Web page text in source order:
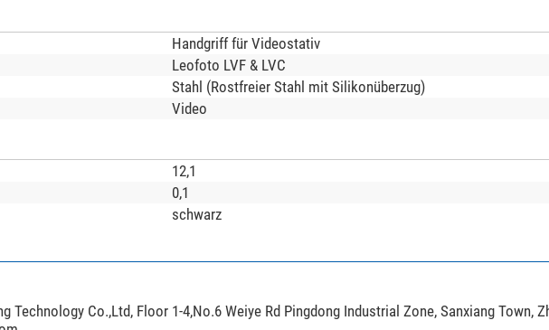
Handgriff für Videostativ
Leofoto LVF & LVC
Stahl (Rostfreier Stahl mit Silikonüberzug)
Video
12,1
0,1
schwarz
Technology Co.,Ltd, Floor 1-4,No.6 Weiye Rd Pingdong Industrial Zone, Sanxiang Town,